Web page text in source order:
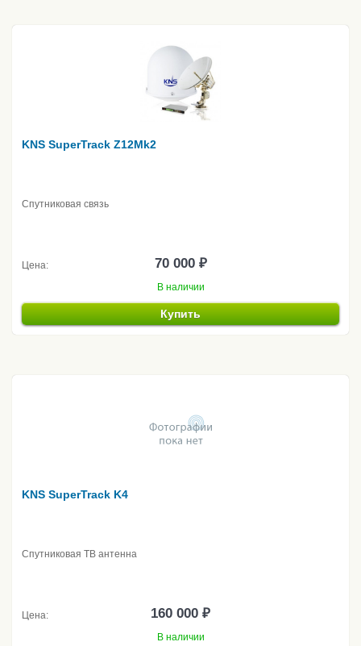
KNS SuperTrack Z12Mk2
Спутниковая связь
Цена: 70 000 ₽
В наличии
Купить
KNS SuperTrack K4
Спутниковая ТВ антенна
Цена: 160 000 ₽
В наличии